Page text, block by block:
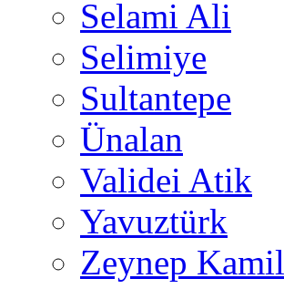
Selami Ali
Selimiye
Sultantepe
Ünalan
Validei Atik
Yavuztürk
Zeynep Kamil